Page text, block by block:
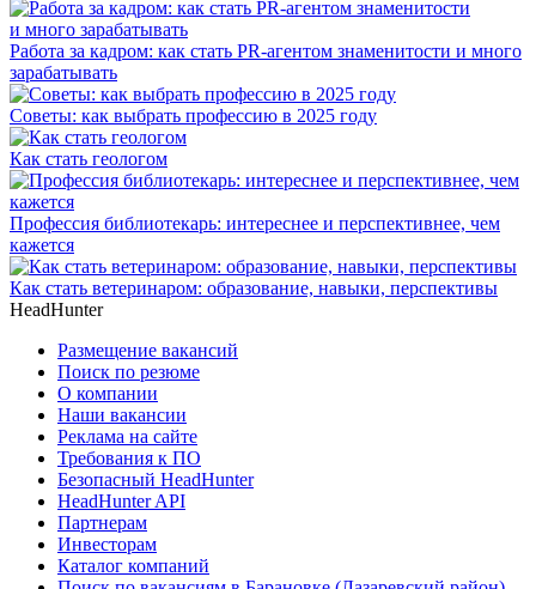
Работа за кадром: как стать PR-агентом знаменитости и много
зарабатывать
Советы: как выбрать профессию в 2025 году
Как стать геологом
Профессия библиотекарь: интереснее и перспективнее, чем
кажется
Как стать ветеринаром: образование, навыки, перспективы
HeadHunter
Размещение вакансий
Поиск по резюме
О компании
Наши вакансии
Реклама на сайте
Требования к ПО
Безопасный HeadHunter
HeadHunter API
Партнерам
Инвесторам
Каталог компаний